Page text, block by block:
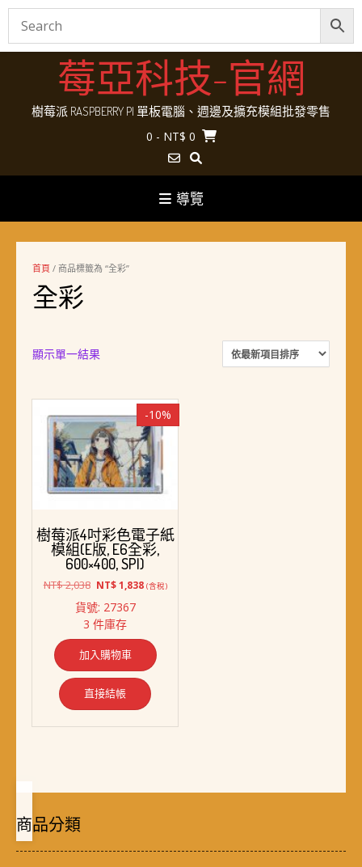
Skip
莓亞科技-官網
樹莓派 RASPBERRY PI 單板電腦、週邊及擴充模組批發零售
0 - NT$ 0
導覽
首頁 / 商品標籤為 “全彩”
全彩
顯示單一結果
-10%
樹莓派4吋彩色電子紙
模組(E版, E6全彩,
600×400, SPI)
NT$2,038 原
價
格：
NT$ 2,038。
NT$1,838目
NT$ 1,838。
(含稅)
貨號: 27367
3 件庫存
加入購物車
直接結帳
商品分類